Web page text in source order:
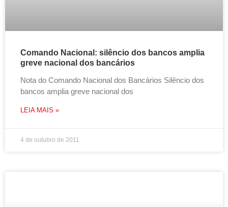
Comando Nacional: silêncio dos bancos amplia
greve nacional dos bancários
Nota do Comando Nacional dos Bancários Silêncio dos
bancos amplia greve nacional dos
LEIA MAIS »
4 de outubro de 2011